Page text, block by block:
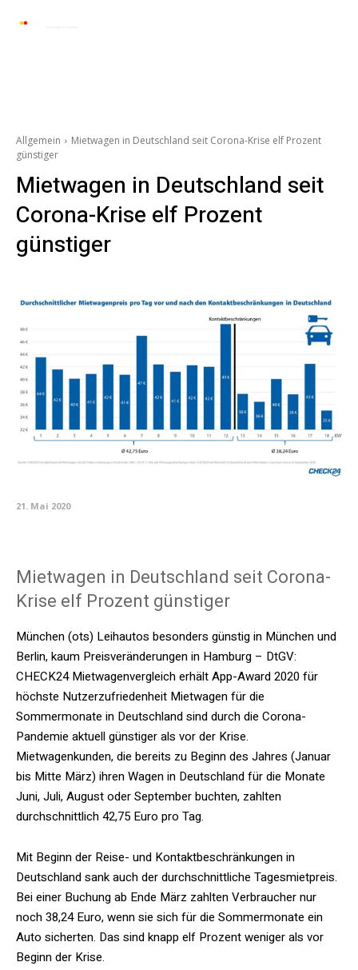
Allgemein
Mietwagen in Deutschland seit Corona-Krise elf Prozent
günstiger
Mietwagen in Deutschland seit
Corona-Krise elf Prozent
günstiger
21. Mai 2020
Mietwagen in Deutschland seit Corona-
Krise elf Prozent günstiger
München (ots) Leihautos besonders günstig in München und
Berlin, kaum Preisveränderungen in Hamburg – DtGV:
CHECK24 Mietwagenvergleich erhält App-Award 2020 für
höchste Nutzerzufriedenheit Mietwagen für die
Sommermonate in Deutschland sind durch die Corona-
Pandemie aktuell günstiger als vor der Krise.
Mietwagenkunden, die bereits zu Beginn des Jahres (Januar
bis Mitte März) ihren Wagen in Deutschland für die Monate
Juni, Juli, August oder September buchten, zahlten
durchschnittlich 42,75 Euro pro Tag.
Mit Beginn der Reise- und Kontaktbeschränkungen in
Deutschland sank auch der durchschnittliche Tagesmietpreis.
Bei einer Buchung ab Ende März zahlten Verbraucher nur
noch 38,24 Euro, wenn sie sich für die Sommermonate ein
Auto sicherten. Das sind knapp elf Prozent weniger als vor
Beginn der Krise.